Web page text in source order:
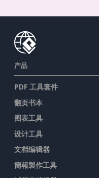
产品
PDF 工具套件
翻页书本
图表工具
设计工具
文档编辑器
簡報製作工具